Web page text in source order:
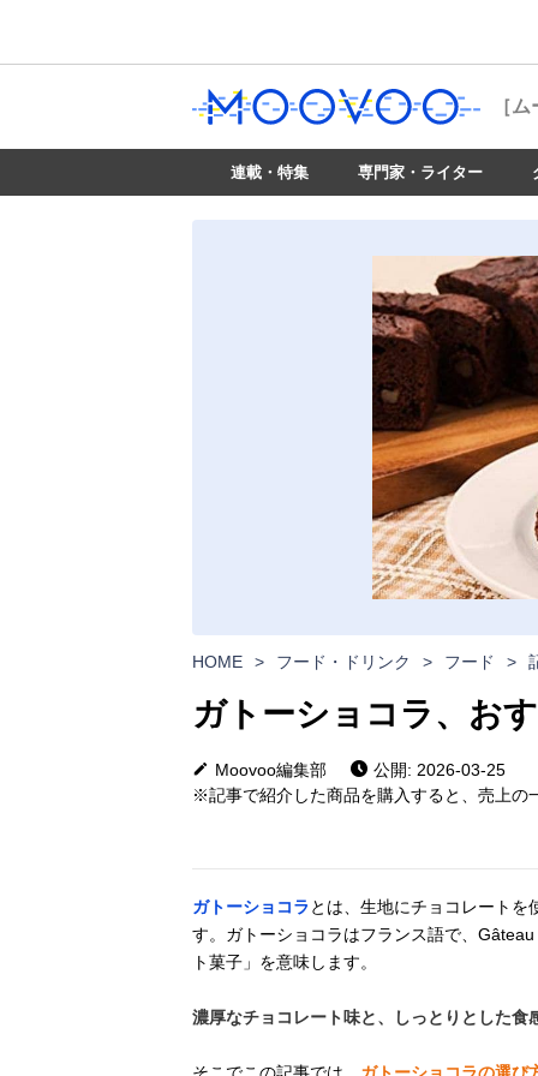
［
連載・特集 専門家・ライター
HOME > フード・ドリンク > フード >
ガトーショコラ、お
Moovoo編集部
公開: 2026-03-25
※記事で紹介した商品を購入すると、売上の
ガトーショコラとは、生地にチョコレートを
す。ガトーショコラはフランス語で、
ト菓子」を意味します。
濃厚なチョコレート味と、しっとりとした食
そこでこの記事では、 ガトーショコラの選び